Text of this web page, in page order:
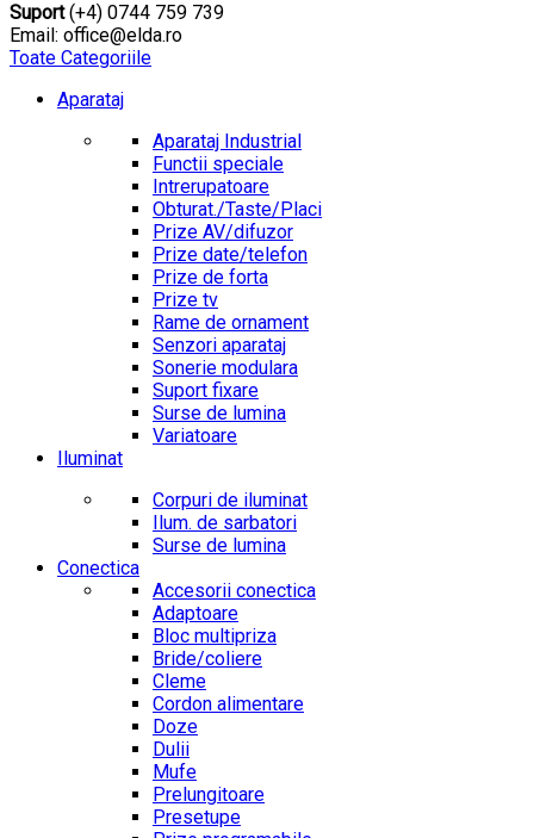
Suport(+4) 0744 759 739
Email: office@elda.ro
Toate Categoriile
Aparataj
Aparataj Industrial
Functii speciale
Intrerupatoare
Obturat./Taste/Placi
Prize AV/difuzor
Prize date/telefon
Prize de forta
Prize tv
Rame de ornament
Senzori aparataj
Sonerie modulara
Suport fixare
Surse de lumina
Variatoare
Iluminat
Corpuri de iluminat
Ilum. de sarbatori
Surse de lumina
Conectica
Accesorii conectica
Adaptoare
Bloc multipriza
Bride/coliere
Cleme
Cordon alimentare
Doze
Dulii
Mufe
Prelungitoare
Presetupe